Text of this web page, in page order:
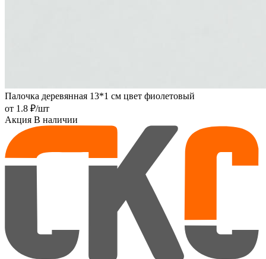
Палочка деревянная 13*1 см цвет фиолетовый
от 1.8 ₽/шт
Акция В наличии